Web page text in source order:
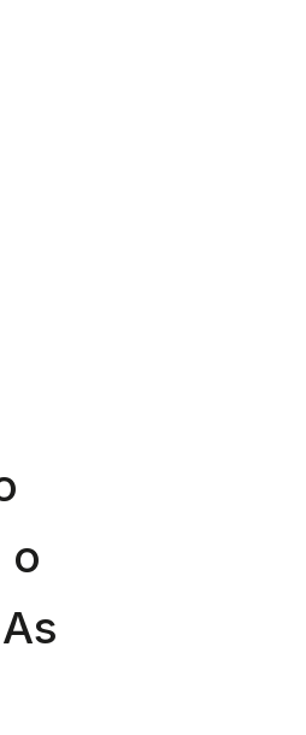
o
As